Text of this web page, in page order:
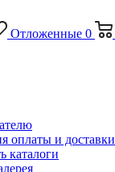
Отложенные 0
оплаты и доставки
каталоги